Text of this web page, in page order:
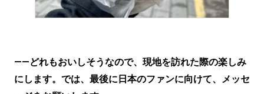
——どれもおいしそうなので、現地を訪れた際の楽しみ
にします。では、最後に日本のファンに向けて、メッセ